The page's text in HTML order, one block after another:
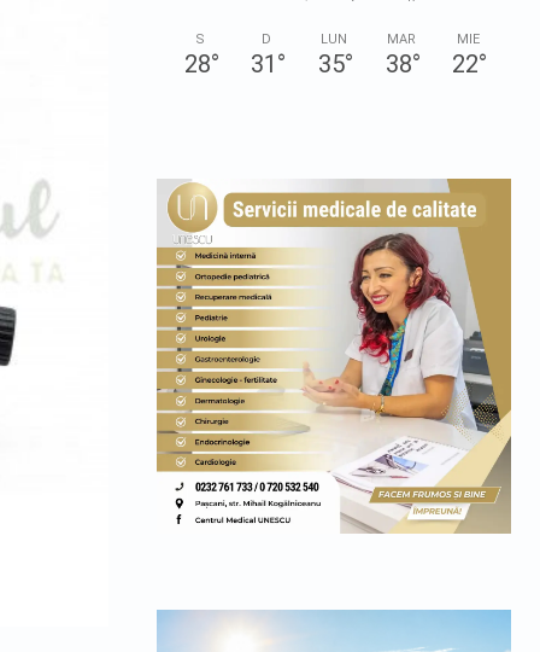
S
28°
D
31 °
LUN
35°
MAR
38°
MIE
22°